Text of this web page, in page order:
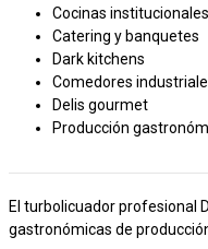
Cocinas institucionales
Catering y banquetes
Dark kitchens
Comedores
Delis gourmet
Producción
El turbolicuador profesional
gastronómicas de